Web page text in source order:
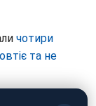
чотири
та не